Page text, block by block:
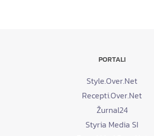
PORTALI
Style.Over.Net
Recepti.Over.Net
Žurnal24
Styria Media SI